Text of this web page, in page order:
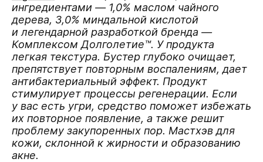
ингредиентами — 1,0% маслом чайного
дерева, 3,0% миндальной кислотой
и легендарной разработкой бренда —
Комплексом Долголетие™. У продукта
легкая текстура. Бустер глубоко очищает,
препятствует повторным воспалениям, дает
антибактериальный эффект. Продукт
стимулирует процессы регенерации. Если
у вас есть угри, средство поможет избежать
их повторное появление, а также решит
проблему закупоренных пор. Мастхэв для
кожи, склонной к жирности и образованию
акне.